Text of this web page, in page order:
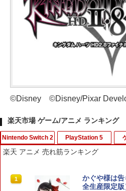
©Disney ©Disney/Pixar
楽天市場 ゲーム/アニメ ランキング
Nintendo Switch 2
1 ファイアー
PlayStation 5
1
PS5 スティ
交換用 ステ
1
【中古】メ
ォーカー -
楽天 アニメ 売れ筋ランキング
1
かぐや様は
全生産限定